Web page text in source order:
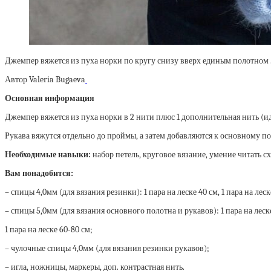
Джемпер вяжется из пуха норки по кругу снизу вверх единым полотном
Автор Valeria Bugaeva
Основная информация
Джемпер вяжется из пуха норки в 2 нити плюс 1 дополнительная нить
Рукава вяжутся отдельно до проймы, а затем добавляются к основному
Необходимые навыки: набор петель, круговое вязание, умение читать
Вам понадобится:
– спицы 4,0мм (для вязания резинки): 1 пара на леске 40 см, 1 пара на
– спицы 5,0мм (для вязания основного полотна и рукавов): 1 пара на
1 пара на леске 60-80 см;
– чулочные спицы 4,0мм (для вязания резинки рукавов);
– игла, ножницы, маркеры, доп. контрастная нить.